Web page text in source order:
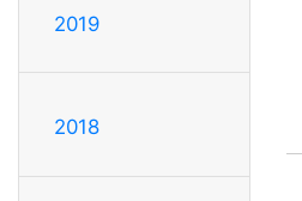
2019
2018